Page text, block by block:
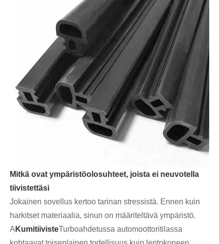
Mitkä ovat ympäristöolosuhteet, joista ei neuvotella
tiivistettäsi
Jokainen sovellus kertoo tarinan stressistä. Ennen kuin
harkitset materiaalia, sinun on määriteltävä ympäristö.
A KumitiivisteTurboahdetussa automoottoritilassa